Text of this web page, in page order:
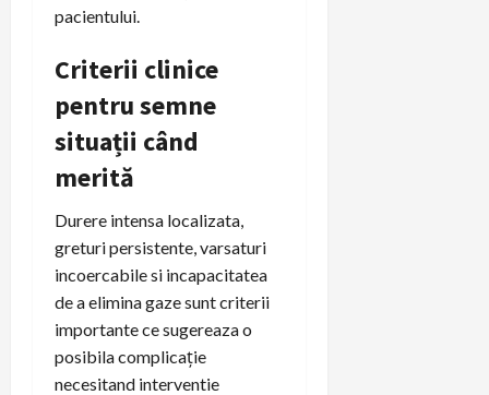
pacientului.
Criterii clinice
pentru semne
situații când
merită
Durere intensa localizata,
greturi persistente, varsaturi
incoercabile si incapacitatea
de a elimina gaze sunt criterii
importante ce sugereaza o
posibila complicație
necesitand interventie